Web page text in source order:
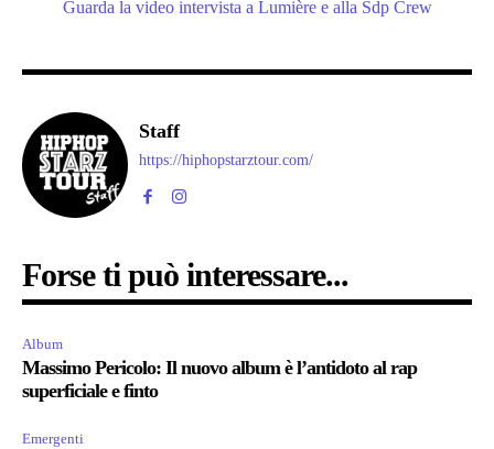
Guarda la video intervista a Lumière e alla Sdp Crew
Staff
https://hiphopstarztour.com/
Forse ti può interessare...
Album
Massimo Pericolo: Il nuovo album è l’antidoto al rap
superficiale e finto
Emergenti